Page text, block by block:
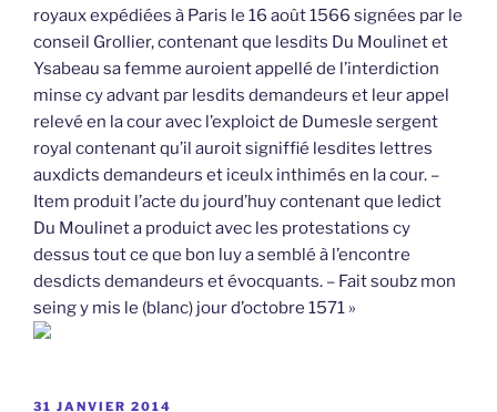
royaux expédiées à Paris le 16 août 1566 signées par le
conseil Grollier, contenant que lesdits Du Moulinet et
Ysabeau sa femme auroient appellé de l’interdiction
minse cy advant par lesdits demandeurs et leur appel
relevé en la cour avec l’exploict de Dumesle sergent
royal contenant qu’il auroit signiffié lesdites lettres
auxdicts demandeurs et iceulx inthimés en la cour. –
Item produit l’acte du jourd’huy contenant que ledict
Du Moulinet a produict avec les protestations cy
dessus tout ce que bon luy a semblé à l’encontre
desdicts demandeurs et évocquants. – Fait soubz mon
seing y mis le (blanc) jour d’octobre 1571 »
PUBLIÉ
31 JANVIER 2014